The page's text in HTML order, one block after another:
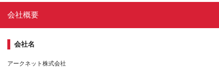
会社概要
会社名
アークネット株式会社